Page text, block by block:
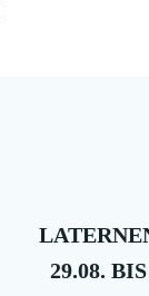
29.08.